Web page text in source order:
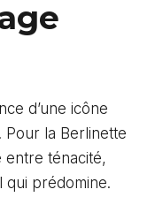
d’une icône
Pour la Berlinette
entre ténacité,
qui prédomine.